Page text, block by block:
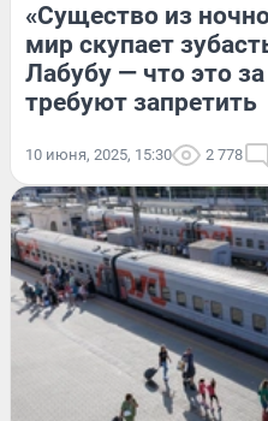
«Существо из
мир скупает
Лабубу — что это
требуют запретить
10 июня, 2025, 15:30 2 778